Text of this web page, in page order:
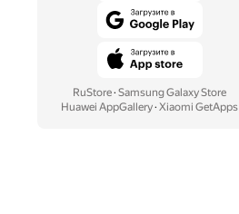
RuStore· Samsung Galaxy Store
Huawei AppGallery· Xiaomi GetApps